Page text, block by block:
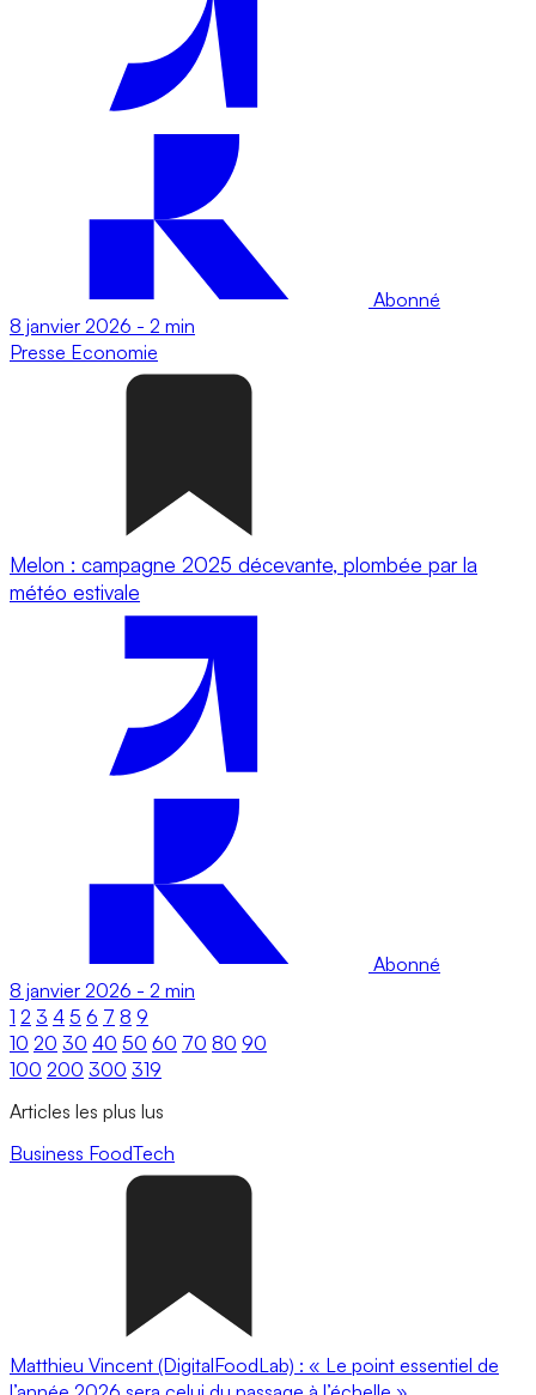
Abonné
8 janvier 2026 - 2 min
Presse Economie
Melon : campagne 2025 décevante, plombée par la
météo estivale
Abonné
8 janvier 2026 - 2 min
1 2 3 4 5 6 7 8 9
10 20 30 40 50 60 70 80 90
100 200 300 319
Articles les plus lus
Business FoodTech
Matthieu Vincent (DigitalFoodLab) : « Le point essentiel de